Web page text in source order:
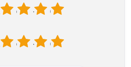
5
4
3
5
4
3